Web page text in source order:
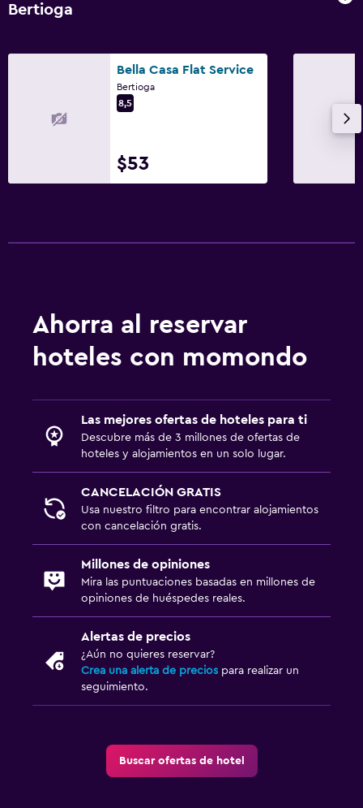
Bertioga
Bella Casa Flat Service
Bertioga
8,5
$53
Ahorra al reservar
hoteles con momondo
Las mejores ofertas de hoteles para ti
Descubre más de 3 millones de ofertas de
hoteles y alojamientos en un solo lugar.
CANCELACIÓN GRATIS
Usa nuestro filtro para encontrar alojamientos
con cancelación gratis.
Millones de opiniones
Mira las puntuaciones basadas en millones de
opiniones de huéspedes reales.
Alertas de precios
¿Aún no quieres reservar?
Crea una alerta de precios para realizar un
seguimiento.
Buscar ofertas de hotel